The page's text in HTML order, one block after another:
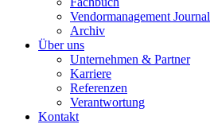
Vendormanagement Journal
Archiv
Über uns
Unternehmen & Partner
Karriere
Referenzen
Verantwortung
Kontakt